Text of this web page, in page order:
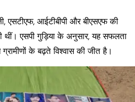
एसटीएफ, आईटीबीपी और बीएसएफ की
थीं। एसपी गुड़िया के अनुसार, यह सफलता
के बढ़ते विश्वास की जीत है।